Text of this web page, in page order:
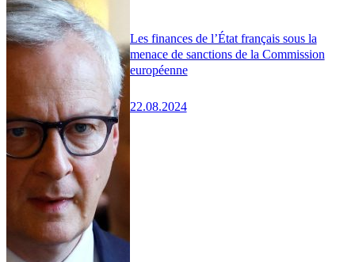
Les finances de l’État français sous la
menace de sanctions de la Commission
européenne
22.08.2024